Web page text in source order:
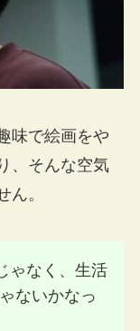
味で絵画をや
、そんな空気
ん。
ゃなく、生活
ないかなっ